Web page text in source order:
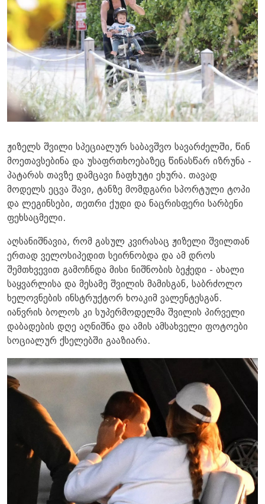
ჟიზელს შვილი სპეციალურ საბავშვო სავარძელში, წინ
მოეთავსებინა და უსაფრთხოებაზეც წინასწარ იზრუნა -
პატარას თავზე დამცავი ჩაფხუტი ეხურა. თავად
მოდელს ეცვა შავი, ტანზე მომდგარი სპორტული ტოპი
და ლეგინსები, თეთრი ქუდი და ნაცრისფერი სარბენი
ფეხსაცმელი.
აღსანიშნავია, რომ გასულ კვირასაც ჟიზელი შვილთან
ერთად ველოსიპედით სეირნობდა და ამ დროს
შემთხვევით გამოჩნდა მისი ნიშნობის ბეჭედი - ახალი
საყვარლისა და მესამე შვილის მამისგან, საბრძოლო
ხელოვნების ინსტრუქტორ ხოაკიმ ვალენტესგან.
იანვრის ბოლოს კი სუპერმოდელმა შვილის პირველი
დაბადების დღე აღნიშნა და ამის ამსახველი ფოტოები
სოციალურ ქსელებში გააზიარა.